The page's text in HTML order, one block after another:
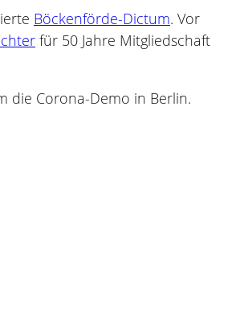
Böckenförde-Dictum. Vor
für 50 Jahre Mitgliedschaft
die Corona-Demo in Berlin.